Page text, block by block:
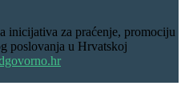
za praćenje, promociju
poslovanja u Hrvatskoj